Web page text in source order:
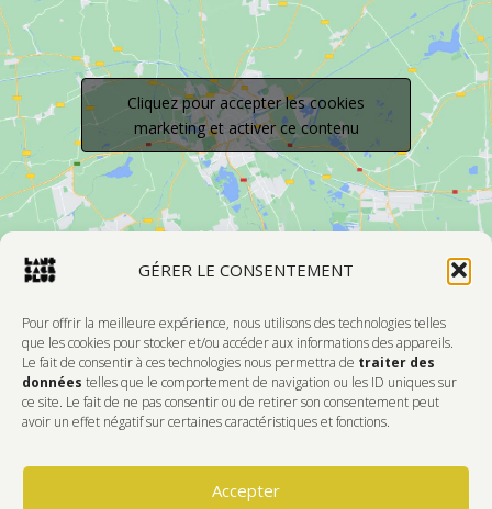
GÉRER LE CONSENTEMENT
Pour offrir la meilleure expérience, nous utilisons des technologies telles
que les cookies pour stocker et/ou accéder aux informations des appareils.
Le fait de consentir à ces technologies nous permettra de traiter des
données telles que le comportement de navigation ou les ID uniques sur
ce site. Le fait de ne pas consentir ou de retirer son consentement peut
avoir un effet négatif sur certaines caractéristiques et fonctions.
Accepter
Cliquez pour accepter les cookies
marketing et activer ce contenu
Devenir Membre
DONNEZ DE L'AMOUR À VOTRE CENTRE